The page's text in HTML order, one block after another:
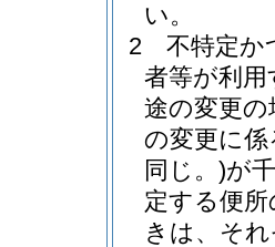
い。
2
不特定か
者等が利
途の変更
の変更に
同じ。)が
定する便
きは、そ